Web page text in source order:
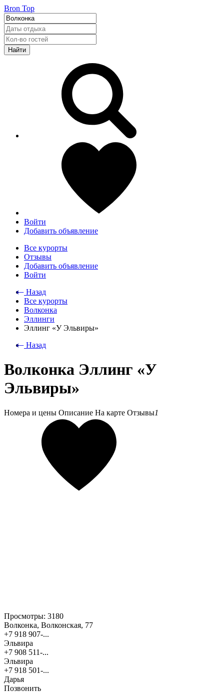
Bron Top
Найти
Войти
Добавить объявление
Все курорты
Отзывы
Добавить объявление
Войти
⃪ Назад
Все курорты
Волконка
Эллинги
Эллинг «У Эльвиры»
⃪ Назад
Волконка Эллинг «У
Эльвиры»
Номера и цены Описание На карте Отзывы1
Просмотры: 3180
Волконка, Волконская, 77
+7 918 907-...
Эльвира
+7 908 511-...
Эльвира
+7 918 501-...
Дарья
Позвонить